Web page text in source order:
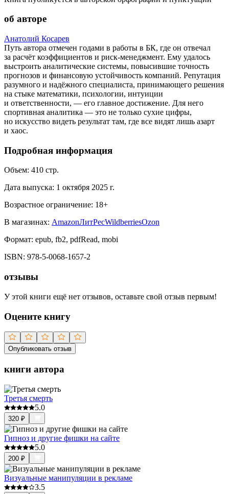
об авторе
Анатолий Косарев
Путь автора отмечен годами в работы в БК, где он отвечал
за расчёт коэффициентов и риск-менеджмент. Ему удалось
выстроить аналитические системы, повысившие точность
прогнозов и финансовую устойчивость компаний. Репутация
разумного и надёжного специалиста, принимающего решения
на стыке математики, психологии, интуиции
и ответственности, — его главное достижение. Для него
спортивная аналитика — это не только сухие цифры,
но искусство видеть результат там, где все видят лишь азарт
и хаос.
Подробная информация
Объем: 410 стр.
Дата выпуска: 1 октября 2025 г.
Возрастное ограничение: 18+
В магазинах: AmazonЛитРесWildberriesOzon
Формат: epub, fb2, pdfRead, mobi
ISBN: 978-5-0068-1657-2
отзывы
У этой книги ещё нет отзывов, оставьте свой отзыв первым!
Оцените книгу
Опубликовать отзыв
книги автора
Третья смерть
5.0
320 ₽
Гипноз и другие фишки на сайте
5.0
200 ₽
Визуальные манипуляции в рекламе
3.5